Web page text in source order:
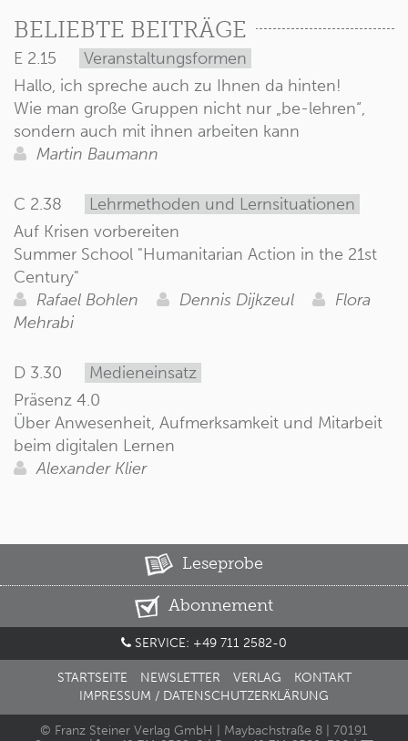
BELIEBTE BEITRÄGE
E 2.15
Veranstaltungsformen
Hallo, ich spreche auch zu Ihnen da hinten!
Wie man große Gruppen nicht nur „be-lehren“,
sondern auch mit ihnen arbeiten kann
Martin Baumann
C 2.38
Lehrmethoden und Lernsituationen
Auf Krisen vorbereiten
Summer School "Humanitarian Action in the 21st
Century"
Rafael Bohlen
Dennis Dijkzeul
Flora
Mehrabi
D 3.30
Medieneinsatz
Präsenz 4.0
Über Anwesenheit, Aufmerksamkeit und Mitarbeit
beim digitalen Lernen
Alexander Klier
Leseprobe
Abonnement
SERVICE: +49 711 2582-0
STARTSEITE NEWSLETTER VERLAG
KONTAKT
IMPRESSUM / DATENSCHUTZERKLÄRUNG
© Franz Steiner Verlag GmbH | Maybachstraße 8 | 70191